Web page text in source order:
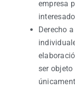
empresa
Derecho
ser